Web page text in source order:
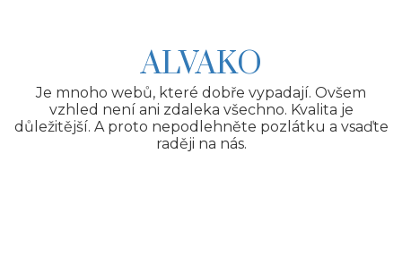
ALVAKO
Je mnoho webů, které dobře vypadají. Ovšem
vzhled není ani zdaleka všechno. Kvalita je
důležitější. A proto nepodlehněte pozlátku a vsaďte
raději na nás.